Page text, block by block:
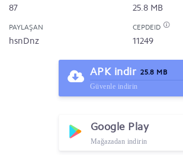
87 25.8 MB
PAYLAŞAN
hsnDnz
CEPDEID
11249
APK indir 25.8 MB
Güvenle indirin
Google Play
Mağazadan indirin